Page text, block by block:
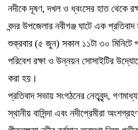
নদীকে দূষণ, দখল ও ধ্বংসের হাত থেকে
বন্দর উপজেলার নবীগঞ্জ ঘাটে এক
শুক্রবার (৫ জুন) সকাল ১১টা ৩০ মিনিটে
পরিবেশ রক্ষা ও উন্নয়ন সোসাইটির
করা হয়।
প্রতিবাদ সভায় সংগঠনের নেতৃবৃন্দ,
স্থানীয় বাসিন্দা এবং নদীপ্রেমীরা